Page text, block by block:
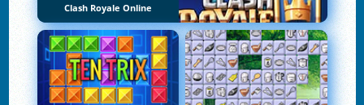
Clash Royale Online